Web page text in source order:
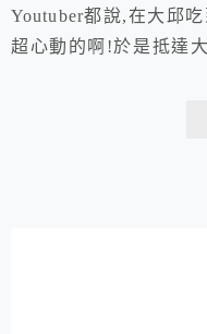
Youtuber都說,在大邱
超心動的啊!於是抵達